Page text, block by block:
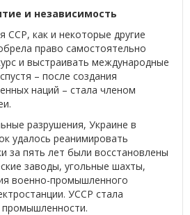
и независимость
ССР, как и некоторые другие
право самостоятельно
и выстраивать международные
– после создания
наций – стала членом
разрушения, Украине в
удалось реанимировать
за пять лет были восстановлены
заводы, угольные шахты,
военно-промышленного
УССР стала